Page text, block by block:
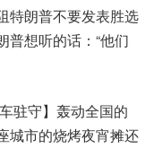
特朗普不要发表胜选
普想听的话：“他们
驻守】轰动全国的
城市的烧烤夜宵摊还